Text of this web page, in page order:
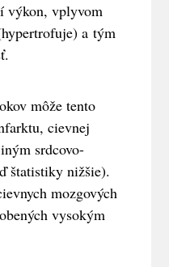
výkon, vplyvom
a tým
môže tento
cievnej
srdcovo-
štatistiky nižšie).
mozgových
vysokým